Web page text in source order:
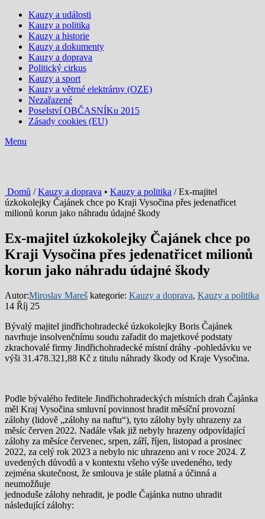
Kauzy a události
Kauzy a politika
Kauzy a historie
Kauzy a dokumenty
Kauzy a doprava
Politický cirkus
Kauzy a sport
Kauzy a větrné elektrárny (OZE)
Nezařazené
Poselství OBČASNÍKu 2015
Zásady cookies (EU)
Menu
Domů /Kauzy a doprava • Kauzy a politika / Ex-majitel
úzkokolejky Čajánek chce po Kraji Vysočina přes jedenatřicet
milionů korun jako náhradu údajné škody
Ex-majitel úzkokolejky Čajánek chce po
Kraji Vysočina přes jedenatřicet milionů
korun jako náhradu údajné škody
Autor:Miroslav Mareš kategorie: Kauzy a doprava, Kauzy a politika
14 Říj 25
Bývalý majitel jindřichohradecké úzkokolejky Boris Čajánek
navrhuje insolvenčnímu soudu zařadit do majetkové podstaty
zkrachovalé firmy Jindřichohradecké místní dráhy -pohledávku ve
výši 31.478.321,88 Kč z titulu náhrady škody od Kraje Vysočina.
Podle bývalého ředitele Jindřichohradeckých místních drah Čajánka
měl Kraj Vysočina smluvní povinnost hradit měsíční provozní
zálohy (lidově „zálohy na naftu“), tyto zálohy byly uhrazeny za
měsíc červen 2022. Nadále však již nebyly hrazeny odpovídající
zálohy za měsíce červenec, srpen, září, říjen, listopad a prosinec
2022, za celý rok 2023 a nebylo nic uhrazeno ani v roce 2024. Z
uvedených důvodů a v kontextu všeho výše uvedeného, tedy
zejména skutečnost, že smlouva je stále platná a účinná a
neumožňuje
jednoduše zálohy nehradit, je podle Čajánka nutno uhradit
následující zálohy: